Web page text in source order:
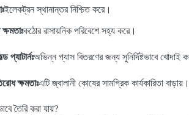
ইলেকট্রন স্থানান্তর নিশ্চিত করে।
কঠোর রাসায়নিক পরিবেশে সহ্য করে।
প্যাটার্নঃঅভিন্ন গ্যাস বিতরণের জন্য সুনির্দিষ্টভাবে খোদাই
ক্ষমতাঃএটি জ্বালানী কোষের সামগ্রিক কার্যকারিতা বাড়ায়।
তৈরি করা যায়?